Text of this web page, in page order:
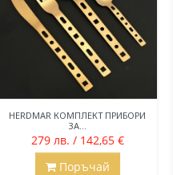
HERDMAR КОМПЛЕКТ ПРИБОРИ
ЗА...
279 лв. / 142,65 €
Поръчай